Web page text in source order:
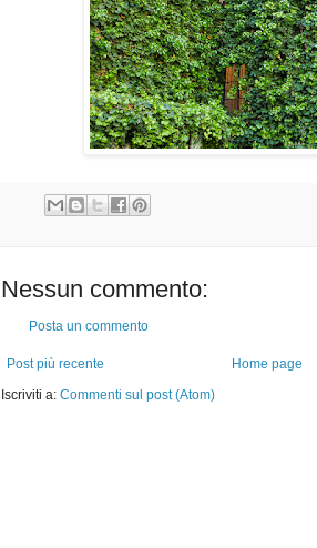
Nessun commento:
Posta un commento
Post più recente
Home page
Iscriviti a: Commenti sul post (Atom)